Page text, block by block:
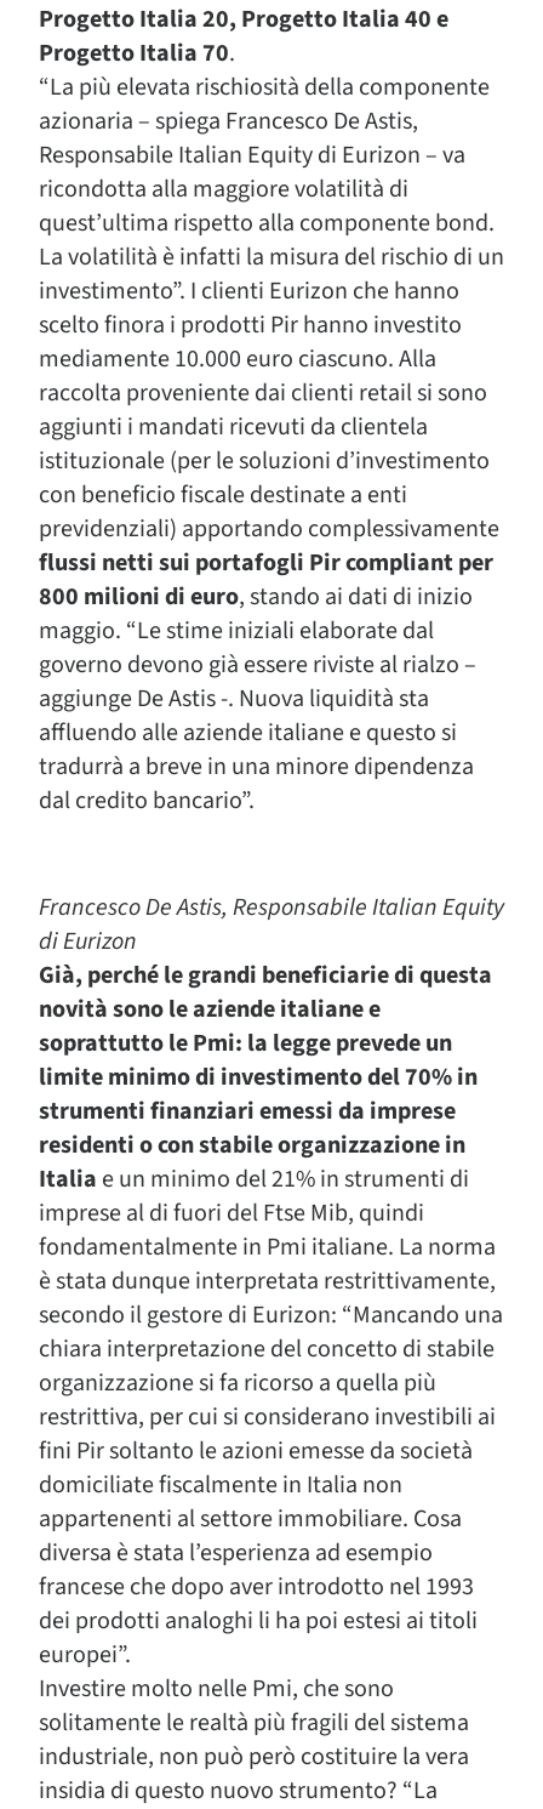
Progetto Italia 20, Progetto Italia 40 e
Progetto Italia 70.
“La più elevata rischiosità della componente
azionaria – spiega Francesco De Astis,
Responsabile Italian Equity di Eurizon – va
ricondotta alla maggiore volatilità di
quest’ultima rispetto alla componente bond.
La volatilità è infatti la misura del rischio di un
investimento”. I clienti Eurizon che hanno
scelto finora i prodotti Pir hanno investito
mediamente 10.000 euro ciascuno. Alla
raccolta proveniente dai clienti retail si sono
aggiunti i mandati ricevuti da clientela
istituzionale (per le soluzioni d’investimento
con beneficio fiscale destinate a enti
previdenziali) apportando complessivamente
flussi netti sui portafogli Pir compliant per
800 milioni di euro, stando ai dati di inizio
maggio. “Le stime iniziali elaborate dal
governo devono già essere riviste al rialzo –
aggiunge De Astis -. Nuova liquidità sta
affluendo alle aziende italiane e questo si
tradurrà a breve in una minore dipendenza
dal credito bancario”.
Francesco De Astis, Responsabile Italian Equity
di Eurizon
Già, perché le grandi beneficiarie di questa
novità sono le aziende italiane e
soprattutto le Pmi: la legge prevede un
limite minimo di investimento del 70% in
strumenti finanziari emessi da imprese
residenti o con stabile organizzazione in
Italia e un minimo del 21% in strumenti di
imprese al di fuori del Ftse Mib, quindi
fondamentalmente in Pmi italiane. La norma
è stata dunque interpretata restrittivamente,
secondo il gestore di Eurizon: “Mancando una
chiara interpretazione del concetto di stabile
organizzazione si fa ricorso a quella più
restrittiva, per cui si considerano investibili ai
fini Pir soltanto le azioni emesse da società
domiciliate fiscalmente in Italia non
appartenenti al settore immobiliare. Cosa
diversa è stata l’esperienza ad esempio
francese che dopo aver introdotto nel 1993
dei prodotti analoghi li ha poi estesi ai titoli
europei”.
Investire molto nelle Pmi, che sono
solitamente le realtà più fragili del sistema
industriale, non può però costituire la vera
insidia di questo nuovo strumento? “La